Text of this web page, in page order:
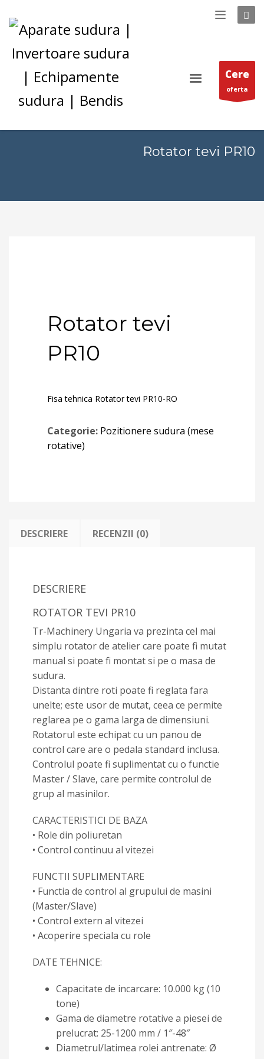
Cere
oferta
Rotator tevi PR10
Rotator tevi
PR10
Fisa tehnica Rotator tevi PR10-RO
Categorie: Pozitionere sudura (mese
rotative)
DESCRIERE RECENZII (0)
DESCRIERE
ROTATOR TEVI PR10
Tr-Machinery Ungaria va prezinta cel mai
simplu rotator de atelier care poate fi mutat
manual si poate fi montat si pe o masa de
sudura.
Distanta dintre roti poate fi reglata fara
unelte; este usor de mutat, ceea ce permite
reglarea pe o gama larga de dimensiuni.
Rotatorul este echipat cu un panou de
control care are o pedala standard inclusa.
Controlul poate fi suplimentat cu o functie
Master / Slave, care permite controlul de
grup al masinilor.
CARACTERISTICI DE BAZA
• Role din poliuretan
• Control continuu al vitezei
FUNCTII SUPLIMENTARE
• Functia de control al grupului de masini
(Master/Slave)
• Control extern al vitezei
• Acoperire speciala cu role
DATE TEHNICE:
Capacitate de incarcare: 10.000 kg (10
tone)
Gama de diametre rotative a piesei de
prelucrat: 25-1200 mm / 1″-48″
Diametrul/latimea rolei antrenate: Ø